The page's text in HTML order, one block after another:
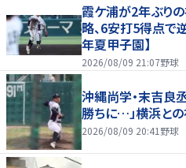
霞ケ浦が2年ぶり
略、6安打5得点で
年夏甲子園】
2026/08/09 21:07野球
沖縄尚学・末吉良
勝ちに…」横浜と
2026/08/09 20:41 野球